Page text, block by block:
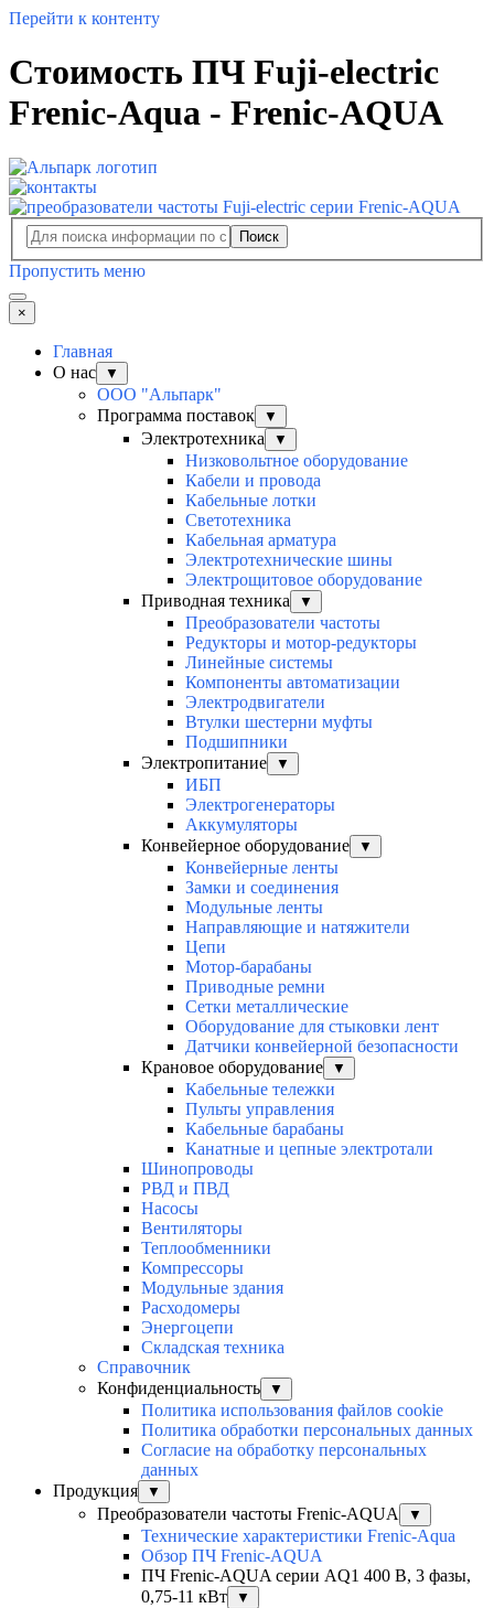
Перейти к контенту
Стоимость ПЧ Fuji-electric
Frenic-Aqua - Frenic-AQUA
Поиск
Пропустить меню
×
Главная
О нас
▼
ООО "Альпарк"
Программа поставок
▼
Электротехника ▼
Низковольтное оборудование
Кабели и провода
Кабельные лотки
Светотехника
Кабельная арматура
Электротехнические шины
Электрощитовое оборудование
Приводная техника
▼
Преобразователи частоты
Редукторы и мотор-редукторы
Линейные системы
Компоненты автоматизации
Электродвигатели
Втулки шестерни муфты
Подшипники
Электропитание
▼
ИБП
Электрогенераторы
Аккумуляторы
Конвейерное оборудование
▼
Конвейерные ленты
Замки и соединения
Модульные ленты
Направляющие и натяжители
Цепи
Мотор-барабаны
Приводные ремни
Сетки металлические
Оборудование для стыковки лент
Датчики конвейерной безопасности
Крановое оборудование
▼
Кабельные тележки
Пульты управления
Кабельные барабаны
Канатные и цепные электротали
Шинопроводы
РВД и ПВД
Насосы
Вентиляторы
Теплообменники
Компрессоры
Модульные здания
Расходомеры
Энергоцепи
Складская техника
Справочник
Конфиденциальность
▼
Политика использования файлов cookie
Политика обработки персональных данных
Согласие на обработку персональных
данных
Продукция
▼
Преобразователи частоты Frenic-AQUA ▼
Технические характеристики Frenic-Aqua
Обзор ПЧ Frenic-AQUA
ПЧ Frenic-AQUA серии AQ1 400 В, 3 фазы,
0,75-11 кВт
▼